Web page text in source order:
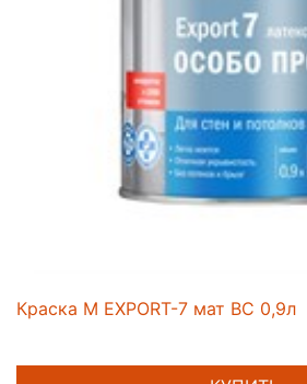
Краска M EXPORT-7 мат BC 0,9л